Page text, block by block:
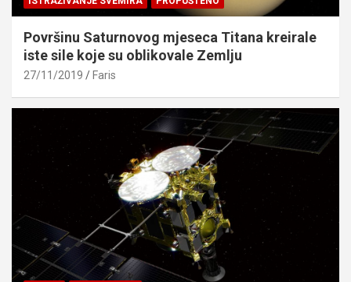
Površinu Saturnovog mjeseca Titana kreirale
iste sile koje su oblikovale Zemlju
27/11/2019 Faris